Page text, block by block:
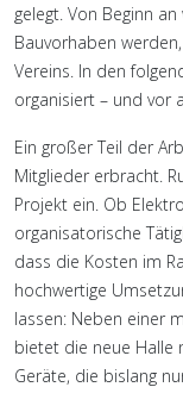
gelegt. Von Beginn
Bauvorhaben
Vereins. In den
organisiert – und vor
Ein großer Teil der
Mitglieder erbracht.
Projekt ein. Ob
organisatorische
dass die Kosten im
hochwertige
lassen: Neben einer
bietet die neue Halle
Geräte, die bislang